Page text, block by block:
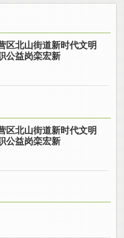
区北山街道新时代文明
公益岗栾宏新
区北山街道新时代文明
公益岗栾宏新